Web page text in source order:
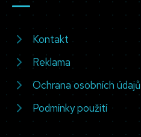
Kontakt
Reklama
Ochrana osobních údajů
Podmínky použití